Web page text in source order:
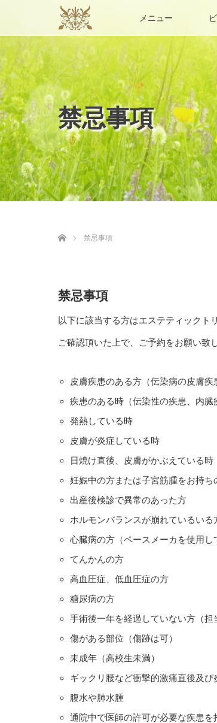
メニュー
禁忌事項
禁忌事項
禁忌事項
以下に該当する方はエステティックト
ご確認頂いた上で、ご予約をお願い致
皮膚疾患のある方（伝染病の皮膚疾
疾患のある時（伝染性の疾患、内臓
発熱している時
皮膚が炎症している時
日焼け直後、皮膚がかぶえている時
妊娠中の方または子宮筋腫をお持ち
出産後検診で異常のあった方
ホルモンバランスが崩れているいる
心臓病の方（ペースメーカを使用し
てんかんの方
高血圧症、低血圧症の方
糖尿病の方
手術後一年を経過していない方（担
傷がある部位（傷跡は可）
未成年（高校生未満）
ギックリ腰など衝撃的激痛直後及び
腹水や肺水腫
通院中で医師の許可が必要な疾患を